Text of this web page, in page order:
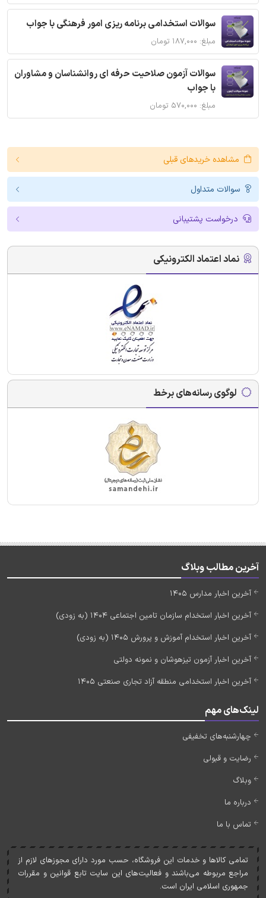
سوالات استخدامی برنامه ریزی امور فرهنگی با جواب
مبلغ: ۱۸۷,۰۰۰ تومان
سوالات آزمون صلاحیت حرفه ای روانشناسان و مشاوران
با جواب
مبلغ: ۵۷۰,۰۰۰ تومان
مشاهده خریدهای قبلی
سوالات متداول
درخواست پشتیبانی
نماد اعتماد الکترونیکی
لوگوی رسانه‌های برخط
آخرین مطالب وبلاگ
آخرین اخبار مدارس 1405
آخرین اخبار استخدام سازمان تامین اجتماعی 1404 (به زودی)
آخرین اخبار استخدام آموزش و پرورش 1405 (به زودی)
آخرین اخبار آزمون تیزهوشان و نمونه دولتی
آخرین اخبار استخدامی منطقه آزاد تجاری صنعتی 1405
لینک‌های مهم
چهارشنبه‌های تخفیفی
رضایت و قبولی
وبلاگ
درباره ما
تماس با ما
تمامی کالاها و خدمات اين فروشگاه، حسب مورد دارای مجوزهای لازم از
مراجع مربوطه می‌باشند و فعاليت‌های اين سايت تابع قوانين و مقررات
جمهوری اسلامی ايران است.